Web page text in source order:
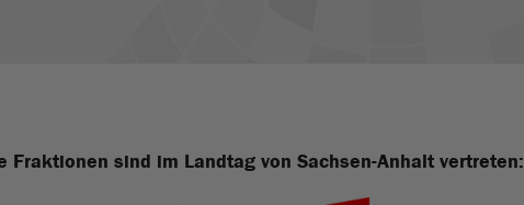
Fraktionen sind im Landtag von Sachsen-Anhalt vertreten: